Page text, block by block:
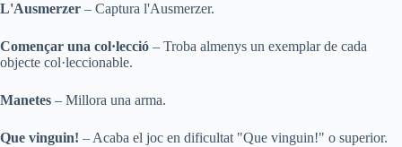
L'Ausmerzer – Captura l'Ausmerzer.
Començar una col·lecció – Troba almenys un exemplar de cada
objecte col·leccionable.
Manetes – Millora una arma.
Que vinguin! – Acaba el joc en dificultat "Que vinguin!" o superior.